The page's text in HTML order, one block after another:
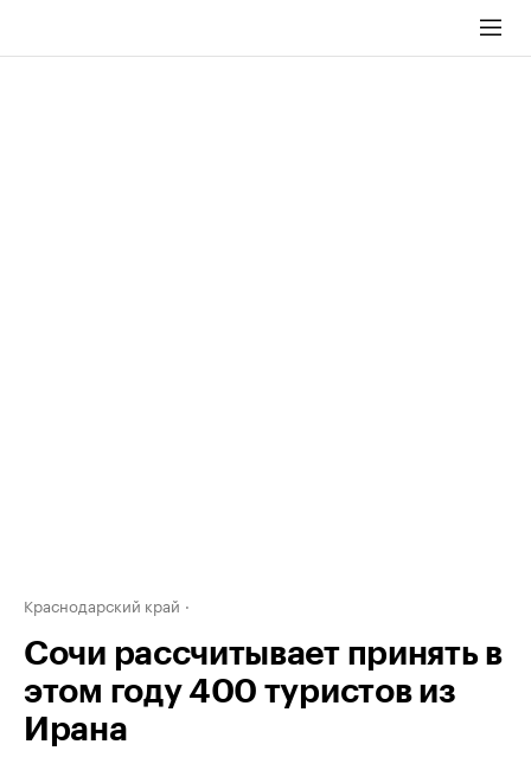
Краснодарский край
Сочи рассчитывает принять в
этом году 400 туристов из
Ирана